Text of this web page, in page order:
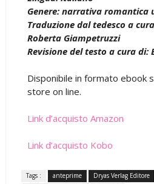
Genere: narrativa romantica
Traduzione dal tedesco a
Roberta Giampetruzzi
Revisione del testo a cura di:
Disponibile in formato ebook
store on line.
Link d’acquisto Amazon
Link d’acquisto Kobo
Tags : anteprime Dryas Verlag Editore